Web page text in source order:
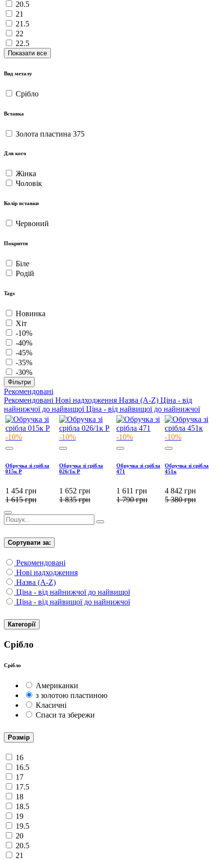
20.5
21
21.5
22
22.5
Показати все
Вид металу
Срібло
Вставка
Золота пластина 375
Для кого
Жінка
Чоловік
Колір вставки
Червоний
Покриття
Біле
Родій
Tags
Новинка
Хіт
-10%
-40%
-45%
-35%
-30%
Фільтри
Рекомендовані
Рекомендовані Нові надходження Назва (A-Z) Ціна - від
найнижчої до найвищої Ціна - від найвищої до найнижчої
-10%
Обручка зі срібла
015к Р
1 454 грн
1 615грн
-10%
Обручка зі срібла
026/1к Р
1 652 грн
1 835грн
-10%
Обручка зі срібла
471
1 611 грн
1 790грн
-10%
Обручка зі срібла
451к
4 842 грн
5 380грн
Сортувати за:
Рекомендовані
Нові надходження
Назва (A-Z)
Ціна - від найнижчої до найвищої
Ціна - від найвищої до найнижчої
Категорії
Срібло
Срібло
Американки
з золотою пластиною
Класичні
Спаси та збережи
Розмір
16
16.5
17
17.5
18
18.5
19
19.5
20
20.5
21